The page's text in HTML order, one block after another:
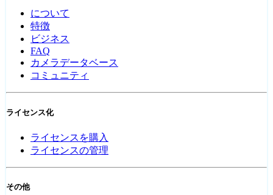
について
特徴
ビジネス
FAQ
カメラデータベース
コミュニティ
ライセンス化
ライセンスを購入
ライセンスの管理
その他